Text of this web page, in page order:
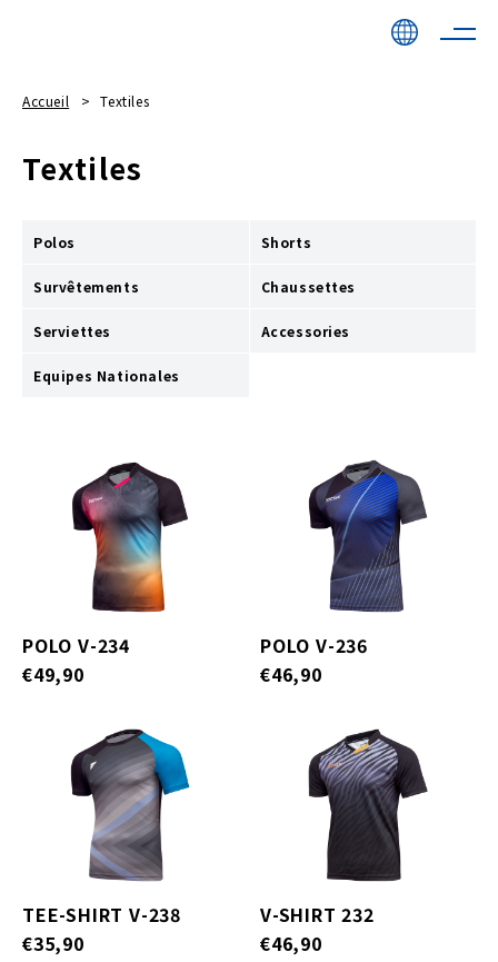
Accueil Textiles
Textiles
Polos Shorts
Survêtements Chaussettes
Serviettes Accessories
Equipes Nationales
POLO V-234
€49,90
POLO V-236
€46,90
TEE-SHIRT V-238
€35,90
V-SHIRT 232
€46,90